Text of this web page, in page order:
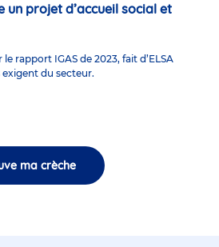
projet d’accueil social et
rapport IGAS de 2023, fait d’ELSA
du secteur.
ma crèche